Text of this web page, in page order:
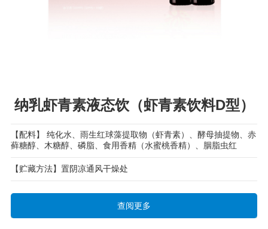
纳乳虾青素液态饮（虾青素饮料D型）
【配料】 纯化水、雨生红球藻提取物（虾青素）、酵母抽提物、赤
藓糖醇、木糖醇、磷脂、食用香精（水蜜桃香精）、胭脂虫红
【贮藏方法】置阴凉通风干燥处
查阅更多